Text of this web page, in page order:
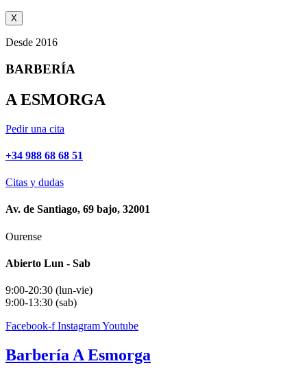
X
Desde 2016
BARBERÍA
A ESMORGA
Pedir una cita
+34 988 68 68 51
Citas y dudas
Av. de Santiago, 69 bajo, 32001
Ourense
Abierto Lun - Sab
9:00-20:30 (lun-vie)
9:00-13:30 (sab)
Facebook-f InstagramYoutube
Barbería A Esmorga